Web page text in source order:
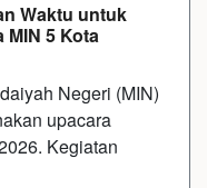
Waktu untuk
MIN 5 Kota
Negeri (MIN)
upacara
Kegiatan